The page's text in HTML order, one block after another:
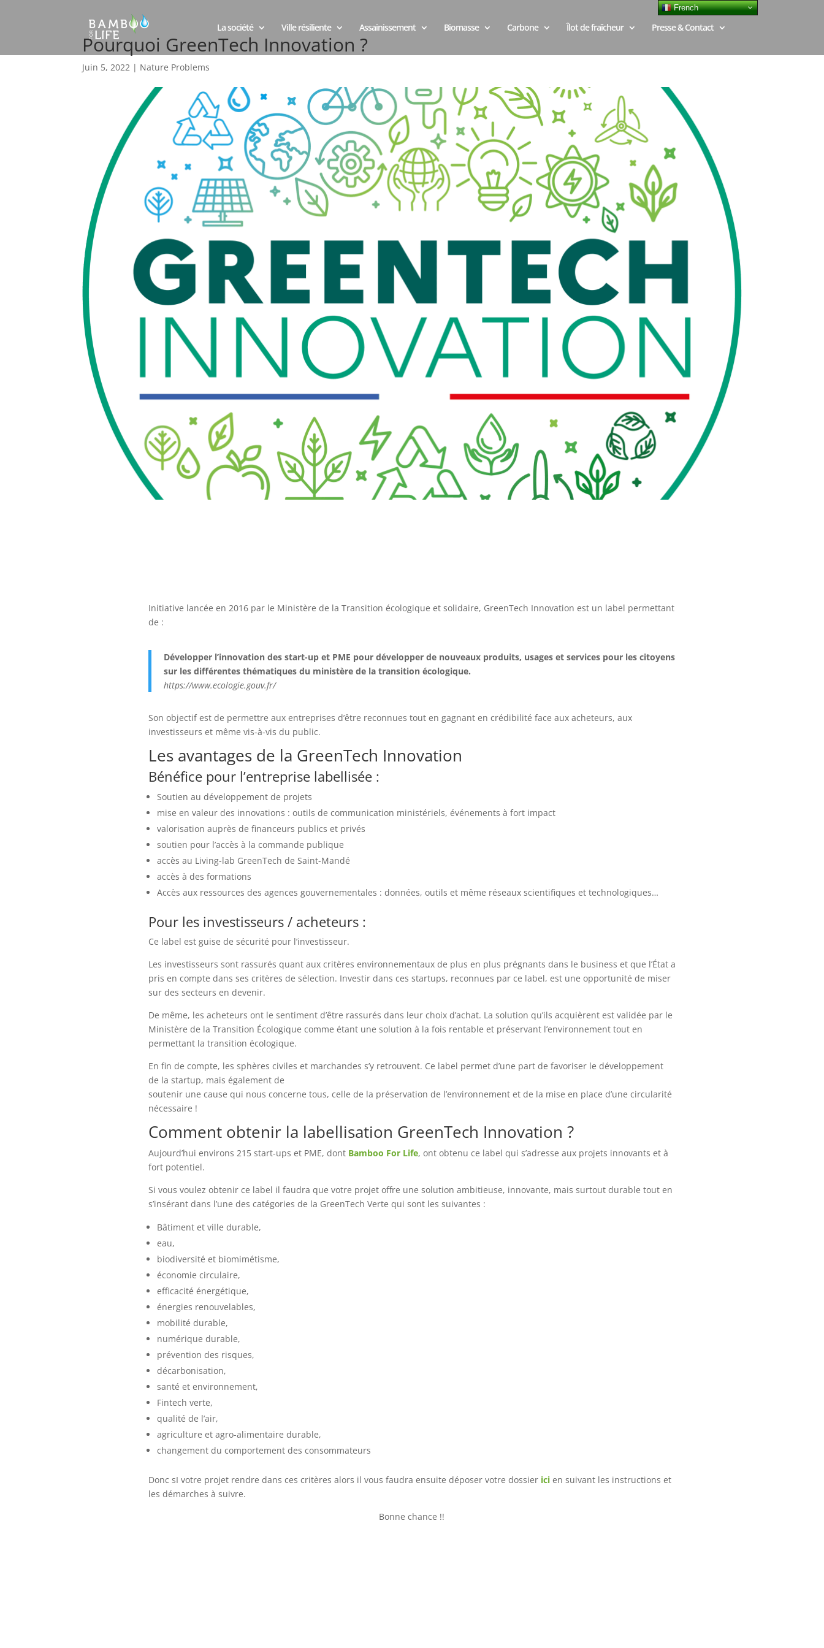
La société Ville résiliente Assainissement Biomasse Carbone Îlot de fraîcheur Presse & Contact
Pourquoi GreenTech Innovation ?
Juin 5, 2022 | Nature Problems
Initiative lancée en 2016 par le Ministère de la Transition écologique et solidaire, GreenTech Innovation est un label permettant
de :
Développer l’innovation des start-up et PME pour développer de nouveaux produits, usages et services pour les citoyens
sur les différentes thématiques du ministère de la transition écologique.
https://www.ecologie.gouv.fr/
Son objectif est de permettre aux entreprises d’être reconnues tout en gagnant en crédibilité face aux acheteurs, aux
investisseurs et même vis-à-vis du public.
Les avantages de la GreenTech Innovation
Bénéfice pour l’entreprise labellisée :
Soutien au développement de projets
mise en valeur des innovations : outils de communication ministériels, événements à fort impact
valorisation auprès de financeurs publics et privés
soutien pour l’accès à la commande publique
accès au Living-lab GreenTech de Saint-Mandé
accès à des formations
Accès aux ressources des agences gouvernementales : données, outils et même réseaux scientifiques et technologiques…
Pour les investisseurs / acheteurs :
Ce label est guise de sécurité pour l’investisseur.
Les investisseurs sont rassurés quant aux critères environnementaux de plus en plus prégnants dans le business et que l’État a
pris en compte dans ses critères de sélection. Investir dans ces startups, reconnues par ce label, est une opportunité de miser
sur des secteurs en devenir.
De même, les acheteurs ont le sentiment d’être rassurés dans leur choix d’achat. La solution qu’ils acquièrent est validée par le
Ministère de la Transition Écologique comme étant une solution à la fois rentable et préservant l’environnement tout en
permettant la transition écologique.
En fin de compte, les sphères civiles et marchandes s’y retrouvent. Ce label permet d’une part de favoriser le développement
de la startup, mais également de
soutenir une cause qui nous concerne tous, celle de la préservation de l’environnement et de la mise en place d’une circularité
nécessaire !
Comment obtenir la labellisation GreenTech Innovation ?
Aujourd’hui environs 215 start-ups et PME, dont Bamboo For Life, ont obtenu ce label qui s’adresse aux projets innovants et à
fort potentiel.
Si vous voulez obtenir ce label il faudra que votre projet offre une solution ambitieuse, innovante, mais surtout durable tout en
s’insérant dans l’une des catégories de la GreenTech Verte qui sont les suivantes :
Bâtiment et ville durable,
eau,
biodiversité et biomimétisme,
économie circulaire,
efficacité énergétique,
énergies renouvelables,
mobilité durable,
numérique durable,
prévention des risques,
décarbonisation,
santé et environnement,
Fintech verte,
qualité de l’air,
agriculture et agro-alimentaire durable,
changement du comportement des consommateurs
Donc sI votre projet rendre dans ces critères alors il vous faudra ensuite déposer votre dossier icien suivant les instructions et
les démarches à suivre.
Bonne chance !!
French